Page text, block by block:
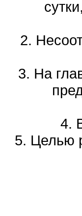
2.
3. На
4.
5. Целью